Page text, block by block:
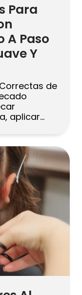
Para
A Paso
Y
de
aplicar
secador a
y
la